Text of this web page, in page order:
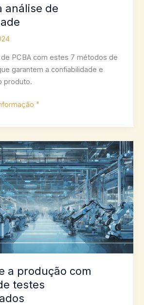
análise de
PCBA com estes 7 métodos de
garantem a confiabilidade e
produto.
"
a produção com
testes